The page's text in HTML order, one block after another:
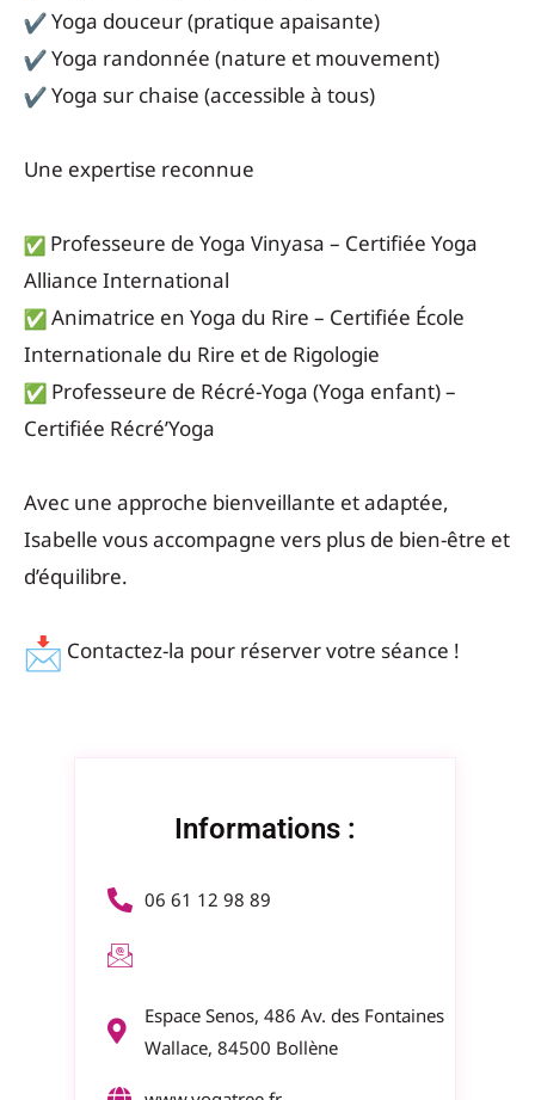
Yoga douceur (pratique apaisante)
Yoga randonnée (nature et mouvement)
Yoga sur chaise (accessible à tous)
Une expertise reconnue
Professeure de Yoga Vinyasa – Certifiée Yoga
Alliance International
Animatrice en Yoga du Rire – Certifiée École
Internationale du Rire et de Rigologie
Professeure de Récré-Yoga (Yoga enfant) –
Certifiée Récré’Yoga
Avec une approche bienveillante et adaptée,
Isabelle vous accompagne vers plus de bien-être et
d’équilibre.
Contactez-la pour réserver votre séance !
Informations :
06 61 12 98 89
Espace Senos, 486 Av. des Fontaines
Wallace, 84500 Bollène